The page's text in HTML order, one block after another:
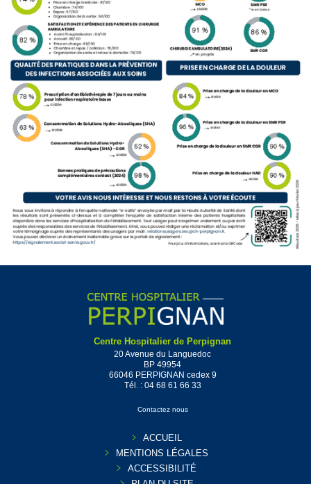
Centre Hospitalier de Perpignan
20 Avenue du Languedoc
BP 49954
66046 PERPIGNAN cedex 9
Tél. : 04 68 61 66 33
Contactez nous
ACCUEIL
MENTIONS LÉGALES
ACCESSIBILITÉ